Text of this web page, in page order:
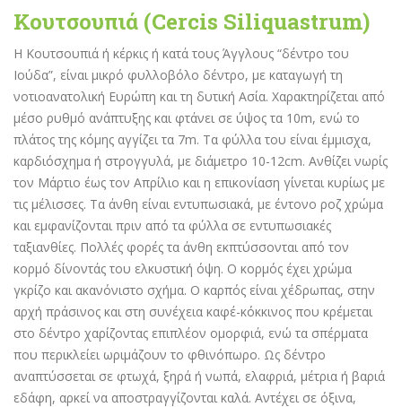
Κουτσουπιά (Cercis Siliquastrum)
Η Κουτσουπιά ή κέρκις ή κατά τους Άγγλους “δέντρο του
Ιούδα”, είναι μικρό φυλλοβόλο δέντρο, με καταγωγή τη
νοτιοανατολική Ευρώπη και τη δυτική Ασία. Χαρακτηρίζεται από
μέσο ρυθμό ανάπτυξης και φτάνει σε ύψος τα 10m, ενώ το
πλάτος της κόμης αγγίζει τα 7m. Τα φύλλα του είναι έμμισχα,
καρδιόσχημα ή στρογγυλά, με διάμετρο 10-12cm. Ανθίζει νωρίς
τον Μάρτιο έως τον Απρίλιο και η επικονίαση γίνεται κυρίως με
τις μέλισσες. Τα άνθη είναι εντυπωσιακά, με έντονο ροζ χρώμα
και εμφανίζονται πριν από τα φύλλα σε εντυπωσιακές
ταξιανθίες. Πολλές φορές τα άνθη εκπτύσσονται από τον
κορμό δίνοντάς του ελκυστική όψη. Ο κορμός έχει χρώμα
γκρίζο και ακανόνιστο σχήμα. Ο καρπός είναι χέδρωπας, στην
αρχή πράσινος και στη συνέχεια καφέ-κόκκινος που κρέμεται
στο δέντρο χαρίζοντας επιπλέον ομορφιά, ενώ τα σπέρματα
που περικλείει ωριμάζουν το φθινόπωρο. Ως δέντρο
αναπτύσσεται σε φτωχά, ξηρά ή νωπά, ελαφριά, μέτρια ή βαριά
εδάφη, αρκεί να αποστραγγίζονται καλά. Αντέχει σε όξινα,